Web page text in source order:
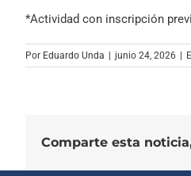
*Actividad con inscripción
Por Eduardo Unda junio 24, 2026
Comparte esta